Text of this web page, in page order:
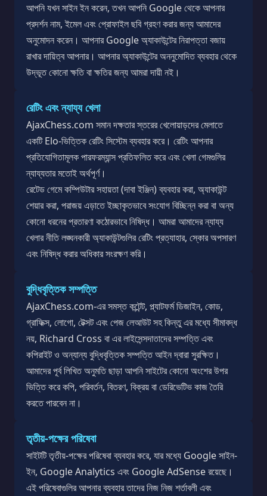
আপনি যখন সাইন ইন করেন, তখন আপনি Google থেকে আপনার
প্রদর্শন নাম, ইমেল এবং প্রোফাইল ছবি গ্রহণ করার জন্য আমাদের
অনুমোদন করেন। আপনার Google অ্যাকাউন্টের নিরাপত্তা বজায়
রাখার দায়িত্ব আপনার। আপনার অ্যাকাউন্টের অননুমোদিত ব্যবহার থেকে
উদ্ভূত কোনো ক্ষতি বা ক্ষতির জন্য আমরা দায়ী নই।
রেটিং এবং ন্যায্য খেলা
AjaxChess.com সমান দক্ষতার স্তরের খেলোয়াড়দের মেলাতে
একটি Elo-ভিত্তিক রেটিং সিস্টেম ব্যবহার করে। রেটিং আপনার
প্রতিযোগিতামূলক পারফরম্যান্স প্রতিফলিত করে এবং খেলা গেমগুলির
ন্যায্যতার মতোই অর্থপূর্ণ।
রেটেড গেমে কম্পিউটার সহায়তা (দাবা ইঞ্জিন) ব্যবহার করা, অ্যাকাউন্ট
শেয়ার করা, পরাজয় এড়াতে ইচ্ছাকৃতভাবে সংযোগ বিচ্ছিন্ন করা বা অন্য
কোনো ধরনের প্রতারণা কঠোরভাবে নিষিদ্ধ। আমরা আমাদের ন্যায্য
খেলার নীতি লঙ্ঘনকারী অ্যাকাউন্টগুলির রেটিং প্রত্যাহার, স্কোর অপসারণ
এবং নিষিদ্ধ করার অধিকার সংরক্ষণ করি।
বুদ্ধিবৃত্তিক সম্পত্তি
AjaxChess.com-এর সমস্ত কন্টেন্ট, প্ল্যাটফর্ম ডিজাইন, কোড,
গ্রাফিক্স, লোগো, টেক্সট এবং পেজ লেআউট সহ কিন্তু এর মধ্যে সীমাবদ্ধ
নয়, Richard Cross বা এর লাইসেন্সদাতাদের সম্পত্তি এবং
কপিরাইট ও অন্যান্য বুদ্ধিবৃত্তিক সম্পত্তি আইন দ্বারা সুরক্ষিত।
আমাদের পূর্ব লিখিত অনুমতি ছাড়া আপনি সাইটের কোনো অংশের উপর
ভিত্তি করে কপি, পরিবর্তন, বিতরণ, বিক্রয় বা ডেরিভেটিভ কাজ তৈরি
করতে পারবেন না।
তৃতীয়-পক্ষের পরিষেবা
সাইটটি তৃতীয়-পক্ষের পরিষেবা ব্যবহার করে, যার মধ্যে Google সাইন-
ইন, Google Analytics এবং Google AdSense রয়েছে।
এই পরিষেবাগুলির আপনার ব্যবহার তাদের নিজ নিজ শর্তাবলী এবং